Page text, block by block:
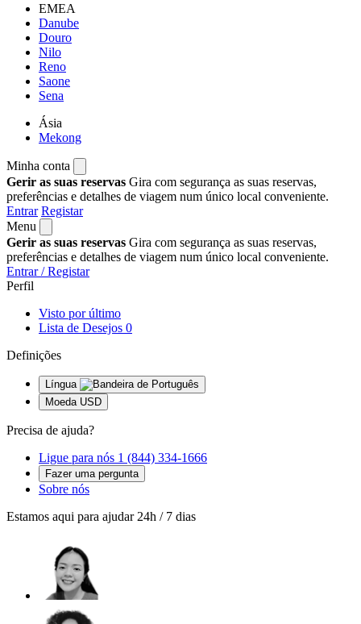
EMEA
Danube
Douro
Nilo
Reno
Saone
Sena
Ásia
Mekong
Minha conta
Gerir as suas reservas Gira com segurança as suas reservas,
preferências e detalhes de viagem num único local conveniente.
Entrar Registar
Menu
Gerir as suas reservas Gira com segurança as suas reservas,
preferências e detalhes de viagem num único local conveniente.
Entrar / Registar
Perfil
Visto por último
Lista de Desejos 0
Definições
Língua
Moeda USD
Precisa de ajuda?
Ligue para nós 1 (844) 334-1666
Fazer uma pergunta
Sobre nós
Estamos aqui para ajudar 24h / 7 dias